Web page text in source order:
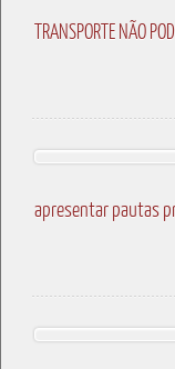
TRANSPORTE NÃO
apresentar pautas